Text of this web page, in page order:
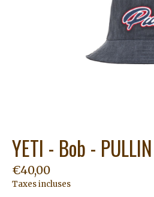
YETI - Bob - PULLIN
€40,00
Taxes incluses